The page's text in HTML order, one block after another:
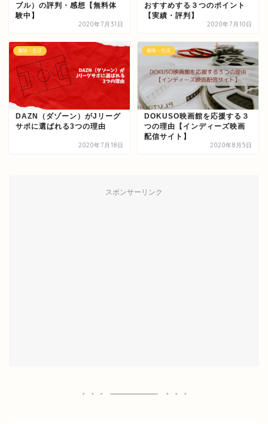
ブル）の評判・感想【無料体
験中】
2020年7月31日
おすすめする３つのポイント
【実績・評判】
2020年7月10日
趣味・生活
DAZN（ダゾーン）がJリーグ
サポに選ばれる3つの理由
2020年7月18日
趣味・生活
DOKUSO映画館を応援する３
つの理由【インディーズ映画
配信サイト】
2020年8月5日
スポンサーリンク